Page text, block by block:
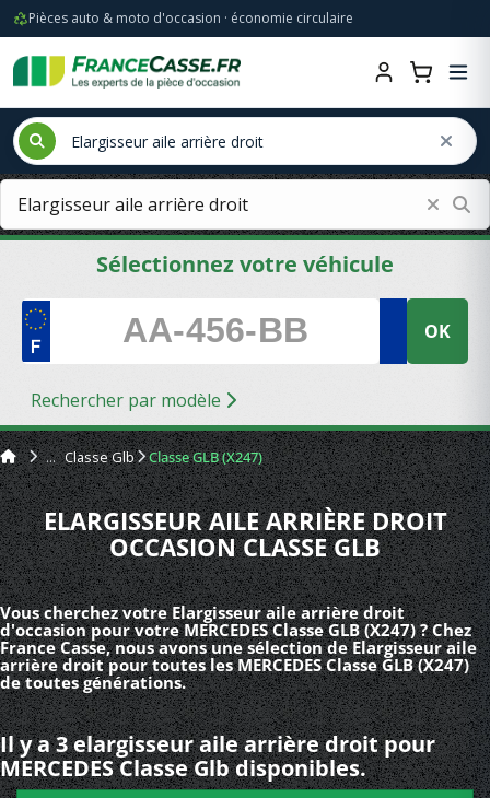
Pièces auto & moto d'occasion · économie circulaire
Sélectionnez votre véhicule
OK
Rechercher par modèle
Classe Glb Classe GLB (X247)
ELARGISSEUR AILE ARRIÈRE DROIT
OCCASION CLASSE GLB
Vous cherchez votre Elargisseur aile arrière droit
d'occasion pour votre MERCEDES Classe GLB (X247) ? Chez
France Casse, nous avons une sélection de Elargisseur aile
arrière droit pour toutes les MERCEDES Classe GLB (X247)
de toutes générations.
Il y a 3 elargisseur aile arrière droit pour
MERCEDES Classe Glb disponibles.